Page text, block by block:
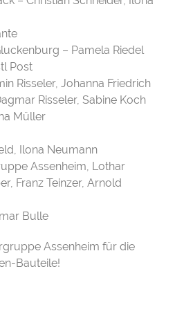
– Pamela Riedel
Post
Risseler, Johanna Friedrich
Risseler, Sabine Koch
Müller
Ilona Neumann
Assenheim, Lothar
Franz Teinzer, Arnold
Bulle
Assenheim für die
Bauteile!